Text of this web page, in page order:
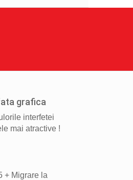
grafica
interfetei
mai atractive !
+ Migrare la